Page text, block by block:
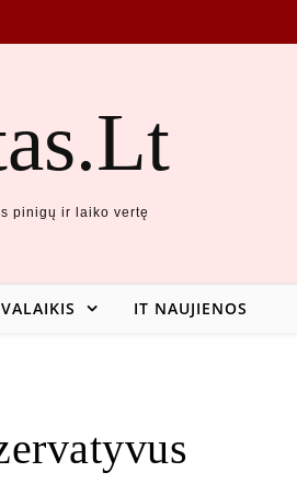
pinigų ir laiko vertę
IT NAUJIENOS